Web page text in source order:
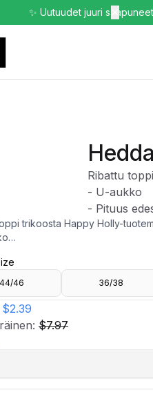
✨ Uutuudet juuri
Ribattu
- U-aukko
- Pituus
trikoosta Happy Holly-
44/46 36/38
$2.39
$7.97